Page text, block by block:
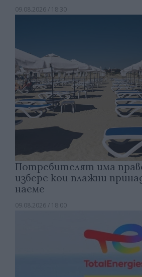
09.08.2026 / 18:30
Потребителят има
избере кои плажни
наеме
09.08.2026 / 18:00